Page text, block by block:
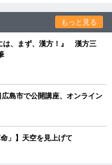
もっと見る
は、まず、漢方！』 漢方三
島市で公開講座、オンライン
」】天空を見上げて